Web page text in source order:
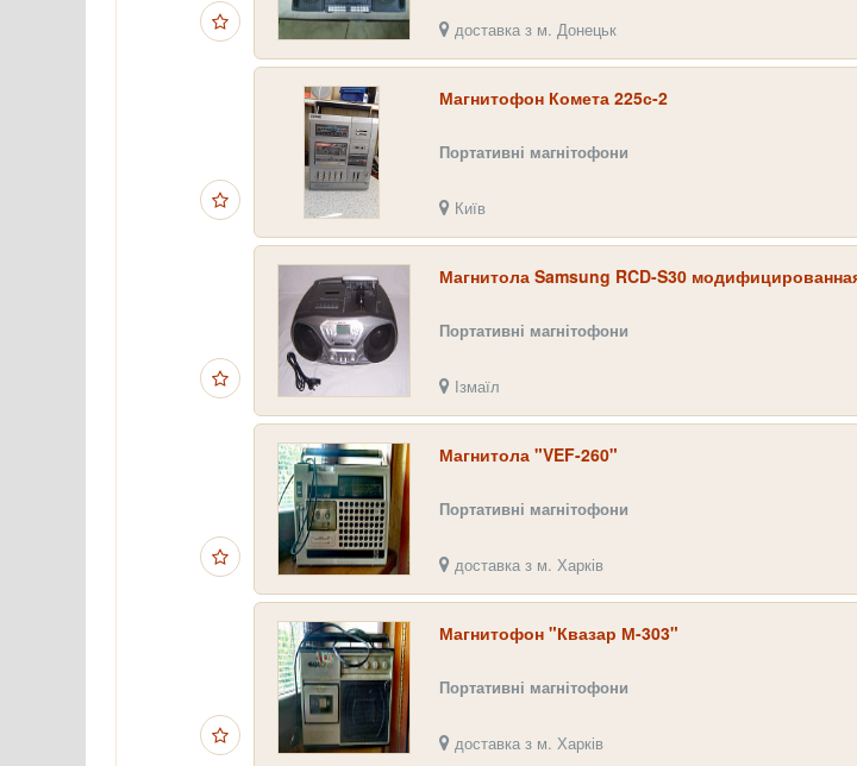
доставка з м. Донецьк
Магнитофон Комета 225с-2
Портативні магнітофони
Київ
Магнитола Samsung RCD-S30
Портативні магнітофони
Ізмаїл
Магнитола "VEF-260"
Портативні магнітофони
доставка з м. Харків
Магнитофон "Квазар М-303"
Портативні магнітофони
доставка з м. Харків